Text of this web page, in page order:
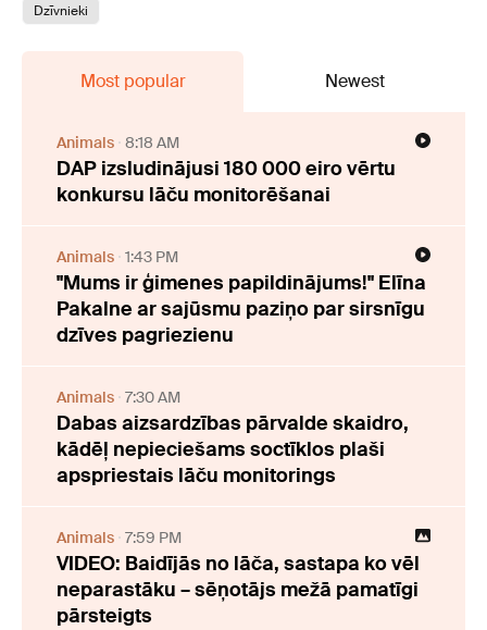
Dzīvnieki
Most popular Newest
Animals 8:18 AM
DAP izsludinājusi 180 000 eiro vērtu
konkursu lāču monitorēšanai
Animals 1:43 PM
"Mums ir ģimenes papildinājums!" Elīna
Pakalne ar sajūsmu paziņo par sirsnīgu
dzīves pagriezienu
Animals 7:30 AM
Dabas aizsardzības pārvalde skaidro,
kādēļ nepieciešams soctīklos plaši
apspriestais lāču monitorings
Animals 7:59 PM
VIDEO: Baidījās no lāča, sastapa ko vēl
neparastāku – sēņotājs mežā pamatīgi
pārsteigts